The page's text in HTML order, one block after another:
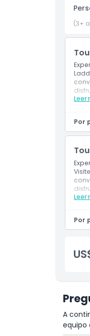
Cosas
(3+
Leer
Por
Leer
Por
A
equipo